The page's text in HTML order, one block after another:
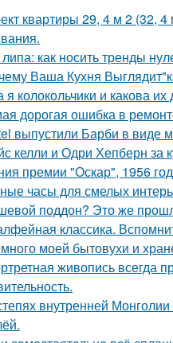
квартиры 29, 4 м 2 (32, 4
как носить тренды
Ваша Кухня
я колокольчики и какова
дорогая ошибка в
выпустили Барби в виде
келли и Одри Хепберн за
премии "Оскар", 1956
часы для смелых
поддон? Это же
классика.
моей бытовухи и
живопись всегда
внутренней